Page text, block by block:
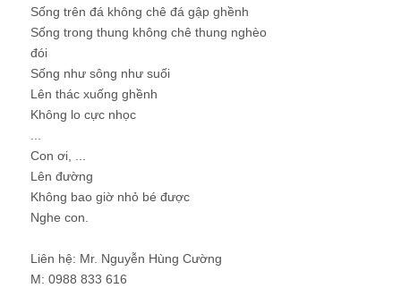
Sống trên đá không chê đá gập ghềnh
Sống trong thung không chê thung nghèo
đói
Sống như sông như suối
Lên thác xuống ghềnh
Không lo cực nhọc
...
Con ơi, ...
Lên đường
Không bao giờ nhỏ bé được
Nghe con.
Liên hệ: Mr. Nguyễn Hùng Cường
M: 0988 833 616